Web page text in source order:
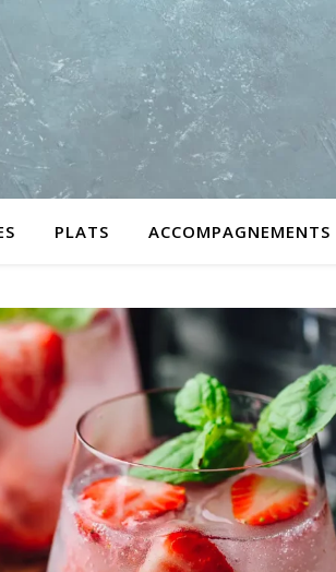
PLATS ACCOMPAGNEMENTS